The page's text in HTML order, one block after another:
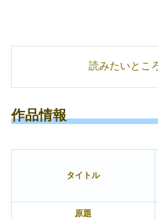
読みたいとこ
作品情報
タイトル
原題